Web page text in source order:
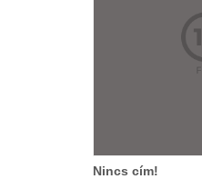
Nincs cím!